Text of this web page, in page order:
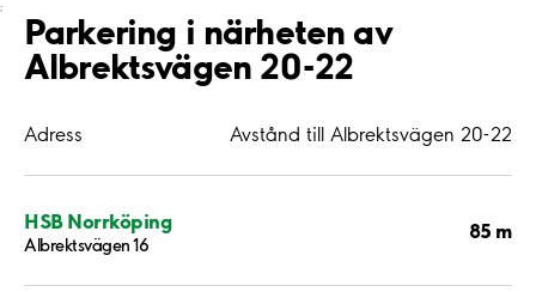
;
Parkering i närheten av
Albrektsvägen 20-22
Adress Avstånd till Albrektsvägen 20-22
HSB Norrköping
Albrektsvägen 16
85 m